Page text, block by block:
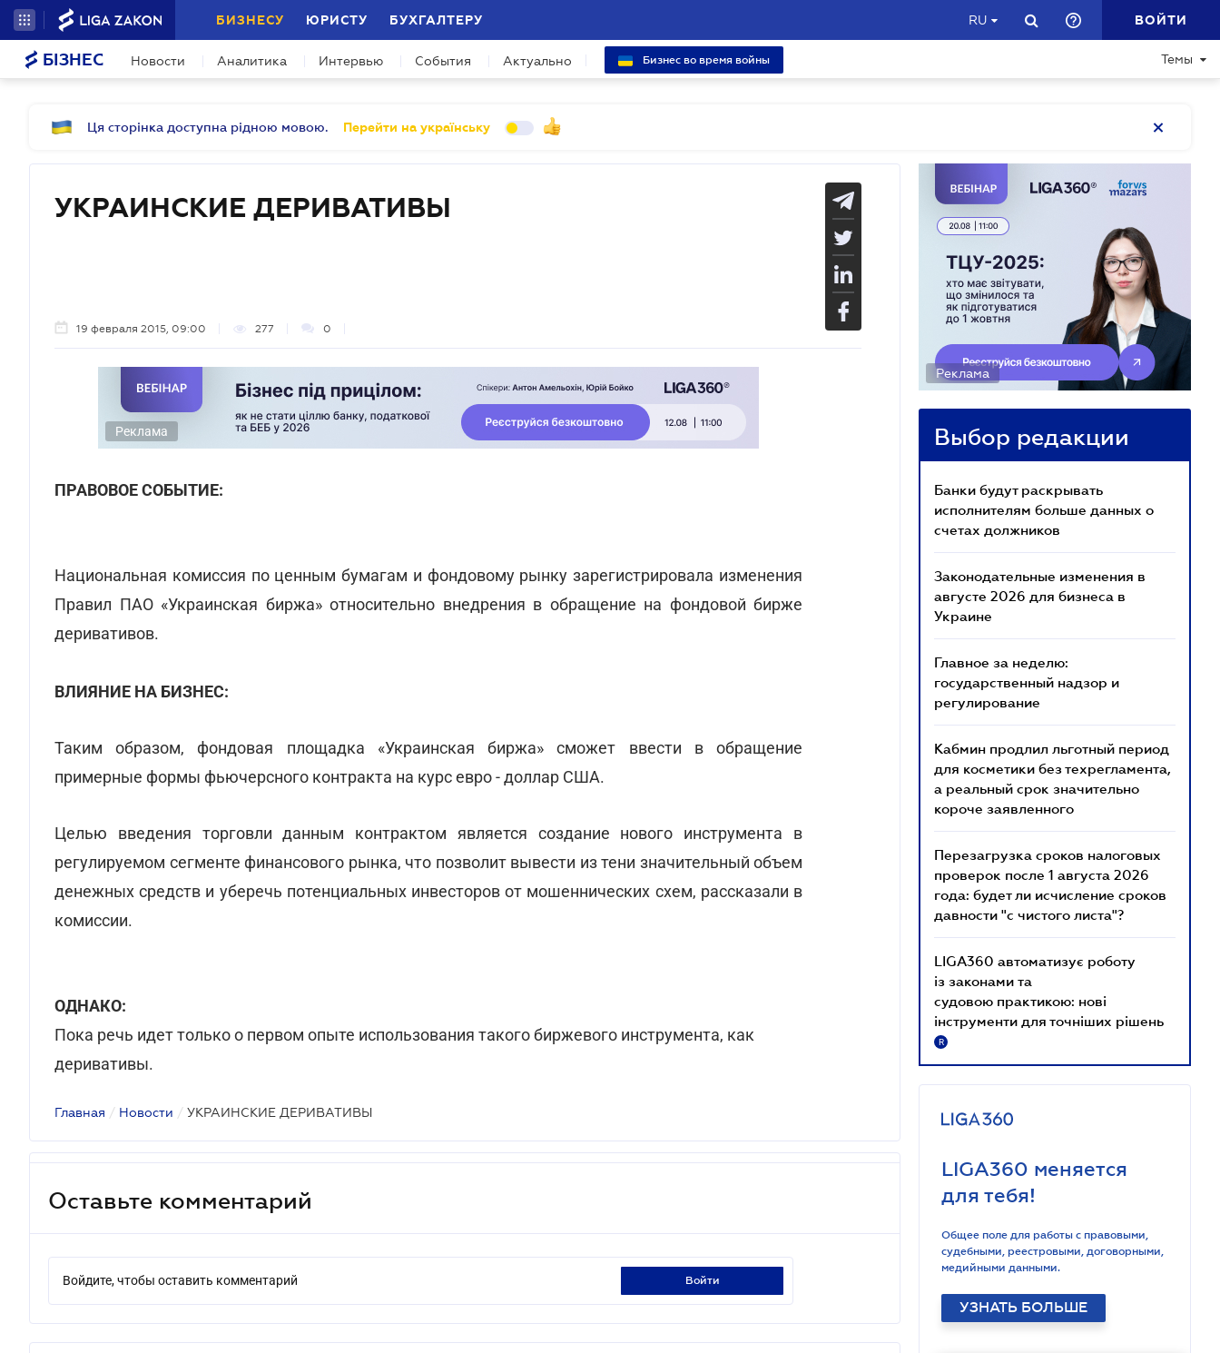
БИЗНЕСУ ЮРИСТУ БУХГАЛТЕРУ RU ВОЙТИ
БІЗНЕС Новости Аналитика Интервью События Актуально Бизнес во время войны Темы
Ця сторінка доступна рідною мовою. Перейти на українську
УКРАИНСКИЕ ДЕРИВАТИВЫ
19 февраля 2015, 09:00 277 0
Реклама
ПРАВОВОЕ СОБЫТИЕ:
Национальная комиссия по ценным бумагам и фондовому рынку зарегистрировала изменения
Правил ПАО «Украинская биржа» относительно внедрения в обращение на фондовой бирже
деривативов.
ВЛИЯНИЕ НА БИЗНЕС:
Таким образом, фондовая площадка «Украинская биржа» сможет ввести в обращение
примерные формы фьючерсного контракта на курс евро - доллар США.
Целью введения торговли данным контрактом является создание нового инструмента в
регулируемом сегменте финансового рынка, что позволит вывести из тени значительный объем
денежных средств и уберечь потенциальных инвесторов от мошеннических схем, рассказали в
комиссии.
ОДНАКО:
Пока речь идет только о первом опыте использования такого биржевого инструмента, как
деривативы.
Главная / Новости / УКРАИНСКИЕ ДЕРИВАТИВЫ
Оставьте комментарий
Войдите, чтобы оставить комментарий войти
Реклама
Выбор редакции
Банки будут раскрывать
исполнителям больше данных о
счетах должников
Законодательные изменения в
августе 2026 для бизнеса в
Украине
Главное за неделю:
государственный надзор и
регулирование
Кабмин продлил льготный период
для косметики без техрегламента,
а реальный срок значительно
короче заявленного
Перезагрузка сроков налоговых
проверок после 1 августа 2026
года: будет ли исчисление сроков
давности "с чистого листа"?
LIGA360 автоматизує роботу
із законами та
судовою практикою: нові
інструменти для точніших рішень
R
LIGA360 меняется
для тебя!
Общее поле для работы с правовыми,
судебными, реестровыми, договорными,
медийными данными.
УЗНАТЬ БОЛЬШЕ